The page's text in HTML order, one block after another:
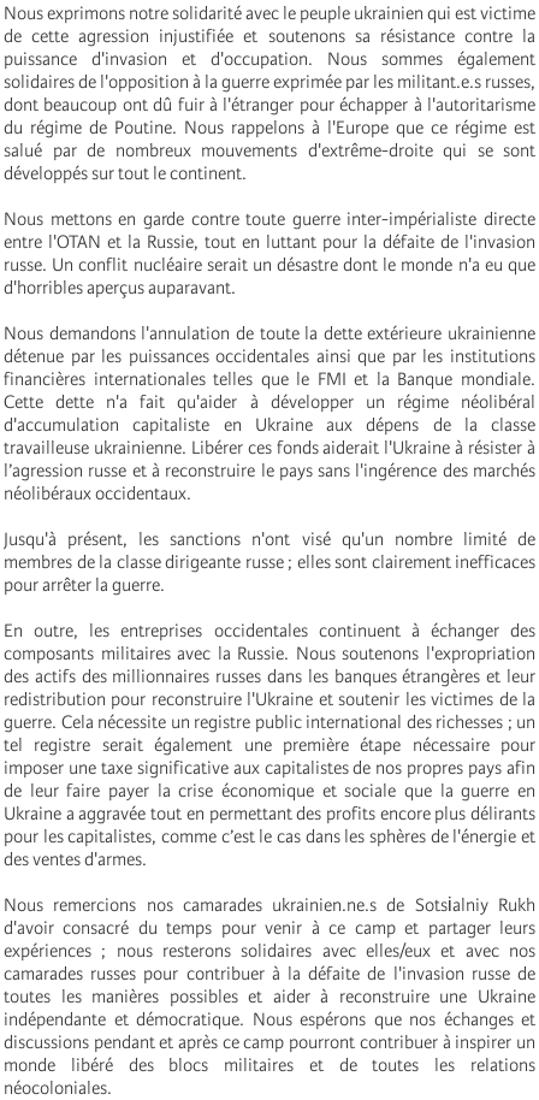
Nous exprimons notre solidarité avec le peuple ukrainien qui est victime
de cette agression injustifiée et soutenons sa résistance contre la
puissance d'invasion et d'occupation. Nous sommes également
solidaires de l'opposition à la guerre exprimée par les militant.e.s russes,
dont beaucoup ont dû fuir à l'étranger pour échapper à l'autoritarisme
du régime de Poutine. Nous rappelons à l'Europe que ce régime est
salué par de nombreux mouvements d'extrême-droite qui se sont
développés sur tout le continent.
Nous mettons en garde contre toute guerre inter-impérialiste directe
entre l'OTAN et la Russie, tout en luttant pour la défaite de l'invasion
russe. Un conflit nucléaire serait un désastre dont le monde n'a eu que
d'horribles aperçus auparavant.
Nous demandons l'annulation de toute la dette extérieure ukrainienne
détenue par les puissances occidentales ainsi que par les institutions
financières internationales telles que le FMI et la Banque mondiale.
Cette dette n'a fait qu'aider à développer un régime néolibéral
d'accumulation capitaliste en Ukraine aux dépens de la classe
travailleuse ukrainienne. Libérer ces fonds aiderait l'Ukraine à résister à
l’agression russe et à reconstruire le pays sans l'ingérence des marchés
néolibéraux occidentaux.
Jusqu'à présent, les sanctions n'ont visé qu'un nombre limité de
membres de la classe dirigeante russe ; elles sont clairement inefficaces
pour arrêter la guerre.
En outre, les entreprises occidentales continuent à échanger des
composants militaires avec la Russie. Nous soutenons l'expropriation
des actifs des millionnaires russes dans les banques étrangères et leur
redistribution pour reconstruire l'Ukraine et soutenir les victimes de la
guerre. Cela nécessite un registre public international des richesses ; un
tel registre serait également une première étape nécessaire pour
imposer une taxe significative aux capitalistes de nos propres pays afin
de leur faire payer la crise économique et sociale que la guerre en
Ukraine a aggravée tout en permettant des profits encore plus délirants
pour les capitalistes, comme c’est le cas dans les sphères de l'énergie et
des ventes d'armes.
Nous remercions nos camarades ukrainien.ne.s de Sotsіalniy Rukh
d'avoir consacré du temps pour venir à ce camp et partager leurs
expériences ; nous resterons solidaires avec elles/eux et avec nos
camarades russes pour contribuer à la défaite de l'invasion russe de
toutes les manières possibles et aider à reconstruire une Ukraine
indépendante et démocratique. Nous espérons que nos échanges et
discussions pendant et après ce camp pourront contribuer à inspirer un
monde libéré des blocs militaires et de toutes les relations
néocoloniales.